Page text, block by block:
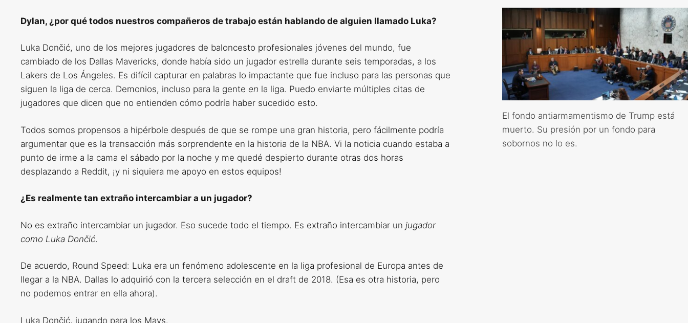
Dylan, ¿por qué todos nuestros compañeros de trabajo están hablando de alguien llamado Luka?
Luka Dončić, uno de los mejores jugadores de baloncesto profesionales jóvenes del mundo, fue
cambiado de los Dallas Mavericks, donde había sido un jugador estrella durante seis temporadas, a los
Lakers de Los Ángeles. Es difícil capturar en palabras lo impactante que fue incluso para las personas que
siguen la liga de cerca. Demonios, incluso para la gente en la liga. Puedo enviarte múltiples citas de
jugadores que dicen que no entienden cómo podría haber sucedido esto.
Todos somos propensos a hipérbole después de que se rompe una gran historia, pero fácilmente podría
argumentar que es la transacción más sorprendente en la historia de la NBA. Vi la noticia cuando estaba a
punto de irme a la cama el sábado por la noche y me quedé despierto durante otras dos horas
desplazando a Reddit, ¡y ni siquiera me apoyo en estos equipos!
¿Es realmente tan extraño intercambiar a un jugador?
No es extraño intercambiar un jugador. Eso sucede todo el tiempo. Es extraño intercambiar un jugador
como Luka Dončić.
De acuerdo, Round Speed: Luka era un fenómeno adolescente en la liga profesional de Europa antes de
llegar a la NBA. Dallas lo adquirió con la tercera selección en el draft de 2018. (Esa es otra historia, pero
no podemos entrar en ella ahora).
Luka Dončić, jugando para los Mavs.
El fondo antiarmamentismo de Trump está
muerto. Su presión por un fondo para
sobornos no lo es.